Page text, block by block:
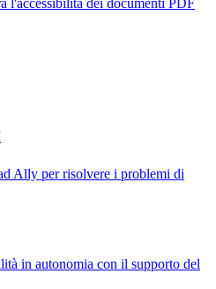
l'accessibilità dei documenti PDF
Ally per risolvere i problemi di
in autonomia con il supporto del